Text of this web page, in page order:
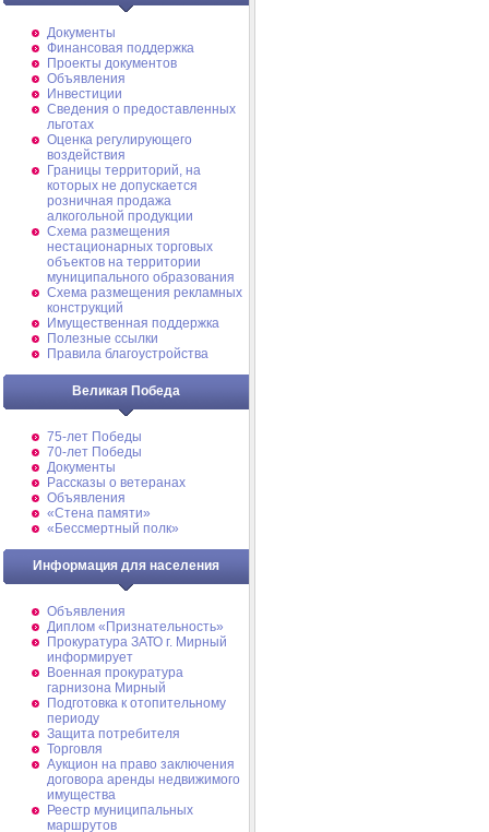
Документы
Финансовая поддержка
Проекты документов
Объявления
Инвестиции
Сведения о предоставленных
льготах
Оценка регулирующего
воздействия
Границы территорий, на
которых не допускается
розничная продажа
алкогольной продукции
Схема размещения
нестационарных торговых
объектов на территории
муниципального образования
Схема размещения рекламных
конструкций
Имущественная поддержка
Полезные ссылки
Правила благоустройства
Великая Победа
75-лет Победы
70-лет Победы
Документы
Рассказы о ветеранах
Объявления
«Стена памяти»
«Бессмертный полк»
Информация для населения
Объявления
Диплом «Признательность»
Прокуратура ЗАТО г. Мирный
информирует
Военная прокуратура
гарнизона Мирный
Подготовка к отопительному
периоду
Защита потребителя
Торговля
Аукцион на право заключения
договора аренды недвижимого
имущества
Реестр муниципальных
маршрутов